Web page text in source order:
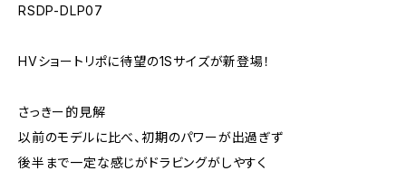
RSDP-DLP07
HVショートリポに待望の1Sサイズが新登場！
さっきー的見解
以前のモデルに比べ、初期のパワーが出過ぎず
後半まで一定な感じがドラビングがしやすく